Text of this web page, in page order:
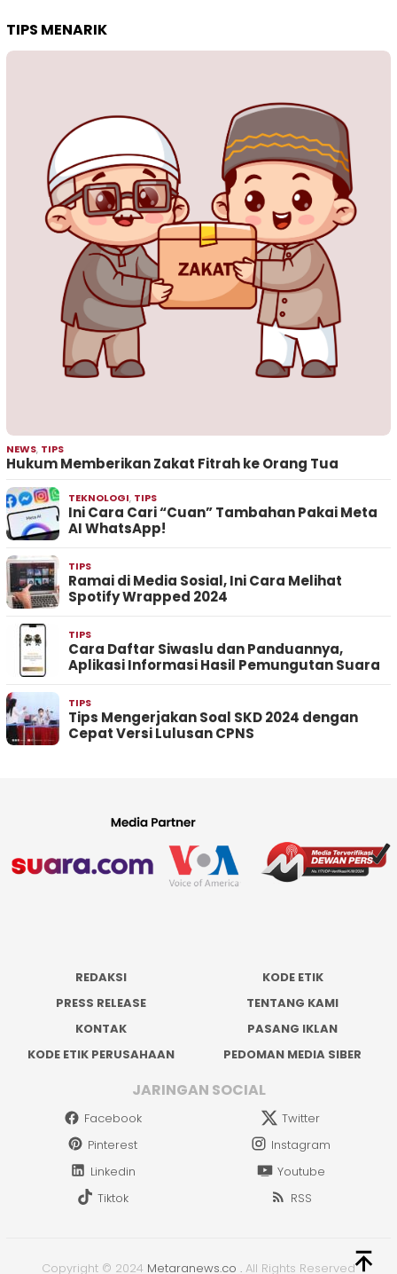
TIPS MENARIK
NEWS, TIPS
Hukum Memberikan Zakat Fitrah ke Orang Tua
TEKNOLOGI, TIPS
Ini Cara Cari “Cuan” Tambahan Pakai Meta
AI WhatsApp!
TIPS
Ramai di Media Sosial, Ini Cara Melihat
Spotify Wrapped 2024
TIPS
Cara Daftar Siwaslu dan Panduannya,
Aplikasi Informasi Hasil Pemungutan Suara
TIPS
Tips Mengerjakan Soal SKD 2024 dengan
Cepat Versi Lulusan CPNS
REDAKSI
KODE ETIK
PRESS RELEASE
TENTANG KAMI
KONTAK
PASANG IKLAN
KODE ETIK PERUSAHAAN
PEDOMAN MEDIA SIBER
JARINGAN SOCIAL
Facebook
Twitter
Pinterest
Instagram
Linkedin
Youtube
Tiktok
RSS
Copyright © 2024 Metaranews.co . All Rights Reserved